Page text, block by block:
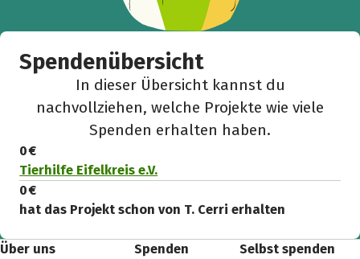
Spendenübersicht
In dieser Übersicht kannst du
nachvollziehen, welche Projekte wie viele
Spenden erhalten haben.
0 €
Tierhilfe Eifelkreis e.V.
0 €
hat das Projekt schon von T. Cerri erhalten
Über uns
Spenden
Selbst spenden